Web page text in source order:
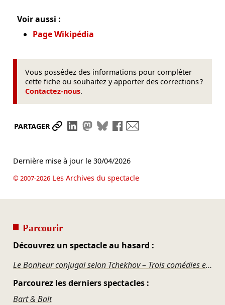
Voir aussi :
Page Wikipédia
Vous possédez des informations pour compléter
cette fiche ou souhaitez y apporter des corrections ?
Contactez-nous.
PARTAGER Partager le lien
Partager sur LinkedIn
Partager sur Mastodon
Partager sur Bluesky
Partager sur Facebook
Dernière mise à jour le 30/04/2026
© 2007-2026Les Archives du spectacle
Parcourir
Découvrez un spectacle au hasard :
Le Bonheur conjugal selon Tchekhov – Trois comédies en un acte : Une demande en mariage, l'Ours et les Méfaits du tabac
Parcourez les derniers spectacles :
Bart & Balt